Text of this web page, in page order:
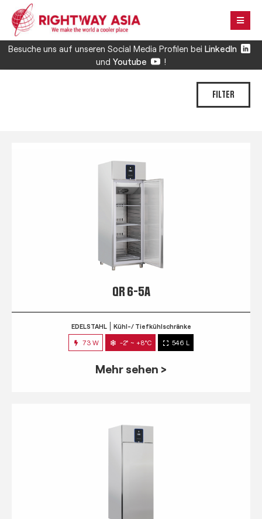
Besuche uns auf unseren Social Media Profilen bei LinkedIn
und Youtube !
FILTER
QR 6-5A
EDELSTAHL Kühl-/ Tiefkühlschränke
73 W -2° ~ +8°C 546 L
Mehr sehen >